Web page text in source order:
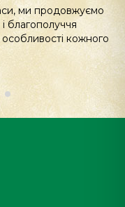
ми продовжуємо
благополуччя
кожного